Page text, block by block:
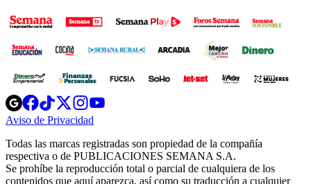
Opens
in
new
Opens
in
new
Opens
in
new
window
Opens
new
windowwindow
Aviso de Privacidad
new
window
Todas las marcas registradas son propiedad de la compañía
respectiva o de PUBLICACIONES SEMANA S.A.
Se prohíbe la reproducción total o parcial de cualquiera de los
contenidos que aquí aparezca, así como su traducción a cualquier